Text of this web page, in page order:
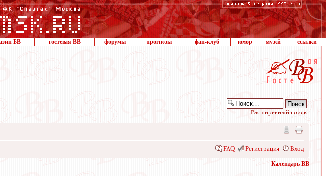
ВВ гостевая ВВ форумы прогнозы фан-клуб юмор музей ссылки
Расширенный поиск
FAQ Регистрация Вход
Календарь ВВ